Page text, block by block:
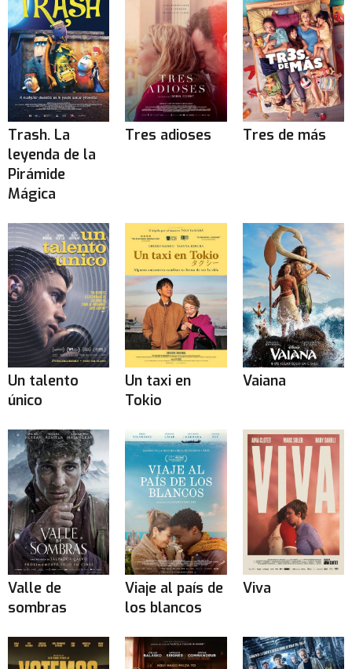
Trash. La
leyenda de la
Pirámide
Mágica
Tres adioses Tres de más
Un talento
único
Un taxi en
Tokio
Vaiana
Valle de
sombras
Viaje al país de
los blancos
Viva